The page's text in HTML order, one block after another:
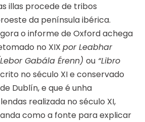
illas procede de tribos
da península ibérica.
o informe de Oxford achega
no XIX por Leabhar
Gabála Érenn) ou “Libro
no século XI e conservado
Dublín, e que é unha
realizada no século XI,
como a fonte para explicar